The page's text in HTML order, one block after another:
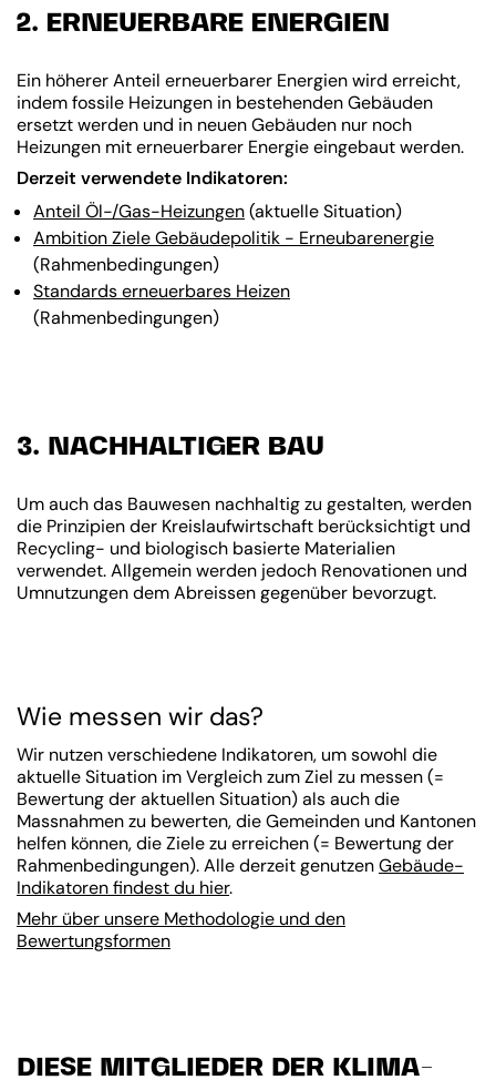
2. ERNEUERBARE ENERGIEN
Ein höherer Anteil erneuerbarer Energien wird erreicht,
indem fossile Heizungen in bestehenden Gebäuden
ersetzt werden und in neuen Gebäuden nur noch
Heizungen mit erneuerbarer Energie eingebaut werden.
Derzeit verwendete Indikatoren:
Anteil Öl-/Gas-Heizungen(aktuelle Situation)
Ambition Ziele Gebäudepolitik - Erneubarenergie
(Rahmenbedingungen)
Standards erneuerbares Heizen
(Rahmenbedingungen)
3. NACHHALTIGER BAU
Um auch das Bauwesen nachhaltig zu gestalten, werden
die Prinzipien der Kreislaufwirtschaft berücksichtigt und
Recycling- und biologisch basierte Materialien
verwendet. Allgemein werden jedoch Renovationen und
Umnutzungen dem Abreissen gegenüber bevorzugt.
Wie messen wir das?
Wir nutzen verschiedene Indikatoren, um sowohl die
aktuelle Situation im Vergleich zum Ziel zu messen (=
Bewertung der aktuellen Situation) als auch die
Massnahmen zu bewerten, die Gemeinden und Kantonen
helfen können, die Ziele zu erreichen (= Bewertung der
Rahmenbedingungen). Alle derzeit genutzenGebäude-
Indikatoren findest du hier.
Mehr über unsere Methodologie und den
Bewertungsformen
DIESE MITGLIEDER DER KLIMA-